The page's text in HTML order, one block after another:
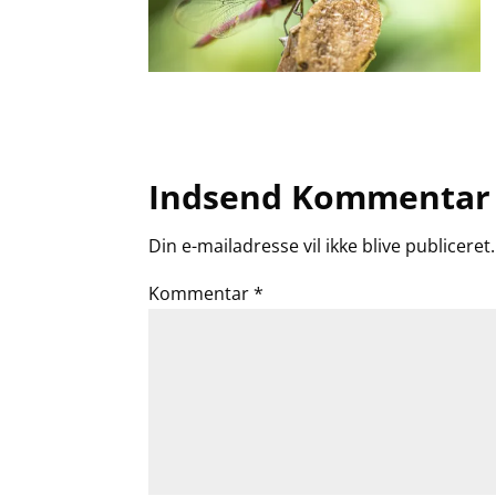
Indsend Kommentar
Din e-mailadresse vil ikke blive publiceret.
Kommentar*